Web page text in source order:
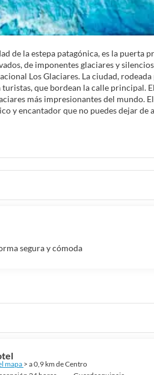
de la estepa patagónica, es la puerta
de imponentes glaciares y
Los Glaciares. La ciudad,
que bordean la calle principal.
más impresionantes del mundo.
y encantador que no puedes dejar de
segura y cómoda
mapa> a 0,9 km de Centro